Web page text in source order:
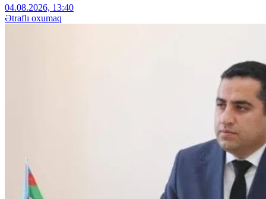
04.08.2026, 13:40
Ətraflı oxumaq